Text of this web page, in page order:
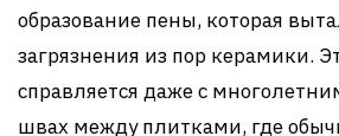
образование пены, которая
загрязнения из пор керамики.
справляется даже с
швах между плитками, где